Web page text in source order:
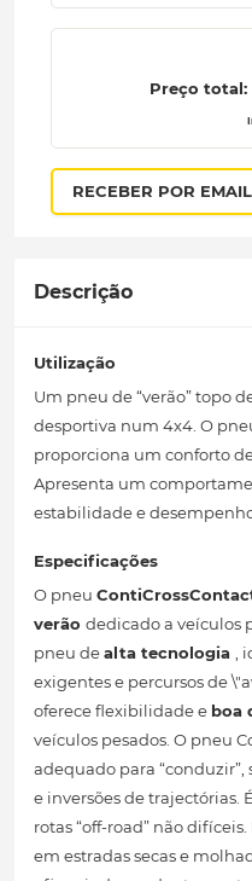
Preço total:
RECEBER POR EMAIL
Descrição
Utilização
Um pneu de “verão” topo
desportiva num 4x4. O
proporciona um conforto
Apresenta um
estabilidade e
Especificações
O pneu
verão dedicado a veículos
pneu dealta tecnologia ,
exigentes e percursos de
oferece flexibilidade e boa
veículos pesados. O pneu
adequado para
e inversões de trajectórias.
rotas “off-road” não
em estradas secas e